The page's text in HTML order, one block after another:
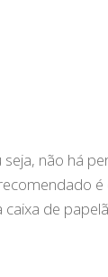
não há
é
de